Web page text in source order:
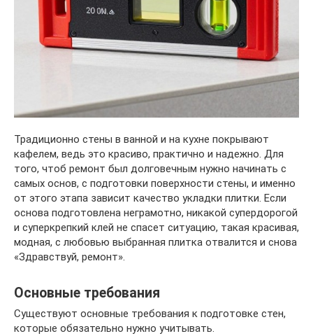
Традиционно стены в ванной и на кухне покрывают
кафелем, ведь это красиво, практично и надежно. Для
того, чтоб ремонт был долговечным нужно начинать с
самых основ, с подготовки поверхности стены, и именно
от этого этапа зависит качество укладки плитки. Если
основа подготовлена неграмотно, никакой супердорогой
и суперкрепкий клей не спасет ситуацию, такая красивая,
модная, с любовью выбранная плитка отвалится и снова
«Здравствуй, ремонт».
Основные требования
Существуют основные требования к подготовке стен,
которые обязательно нужно учитывать.